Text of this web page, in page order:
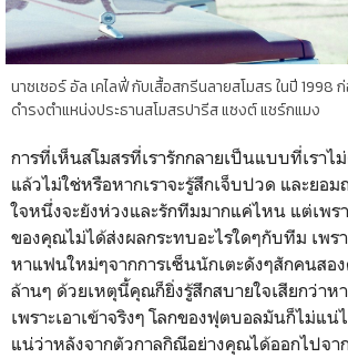
นาซเซอร์ อัล เคไลฟี่ กับเสื้อสกรีนลายสโมสร ในปี 1998
ดำรงตำแหน่งประธานสโมสรปารีส แซงต์ แชร์กแมง
การที่เห็นสโมสรที่เรารักกลายเป็นแบบที่เรา
แล้วไม่ใช่หรือหากเราจะรู้สึกเจ็บปวด และยอ
ใจหนึ่งจะยังห่วงและรักทีมมากแค่ไหน แต่เพร
ของคุณไม่ได้ส่งผลกระทบอะไรใดๆกับทีม เพรา
หาแฟนใหม่ๆจากการเซ็นนักเตะดังๆสักคนสอ
ล้านๆ ด้วยเหตุนี้คุณก็ยิ่งรู้สึกสบายใจเสียกว่าห
เพราะเอาเข้าจริงๆ โลกของฟุตบอลมันก็ไม่แ
แน่ว่าหลังจากตัวกาลกิณีอย่างคุณได้ออกไปจา